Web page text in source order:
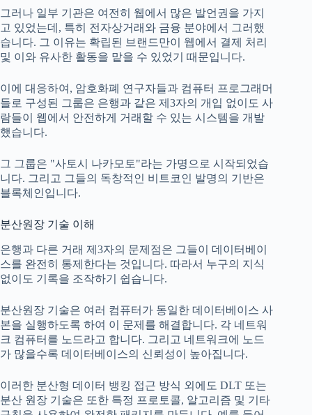
그러나 일부 기관은 여전히 ​​웹에서 많은 발언권을 가지
고 있었는데, 특히 전자상거래와 금융 분야에서 그러했
습니다. 그 이유는 확립된 브랜드만이 웹에서 결제 처리
및 이와 유사한 활동을 맡을 수 있었기 때문입니다.
이에 대응하여, 암호화폐 연구자들과 컴퓨터 프로그래머
들로 구성된 그룹은 은행과 같은 제3자의 개입 없이도 사
람들이 웹에서 안전하게 거래할 수 있는 시스템을 개발
했습니다.
그 그룹은 "사토시 나카모토"라는 가명으로 시작되었습
니다. 그리고 그들의 독창적인 비트코인 ​​발명의 기반은
블록체인입니다.
분산원장 기술 이해
은행과 다른 거래 제3자의 문제점은 그들이 데이터베이
스를 완전히 통제한다는 것입니다. 따라서 누구의 지식
없이도 기록을 조작하기 쉽습니다.
분산원장 기술은 여러 컴퓨터가 동일한 데이터베이스 사
본을 실행하도록 하여 이 문제를 해결합니다. 각 네트워
크 컴퓨터를 노드라고 합니다. 그리고 네트워크에 노드
가 많을수록 데이터베이스의 신뢰성이 높아집니다.
이러한 분산형 데이터 뱅킹 접근 방식 외에도 DLT 또는
분산 원장 기술은 또한 특정 프로토콜, 알고리즘 및 기타